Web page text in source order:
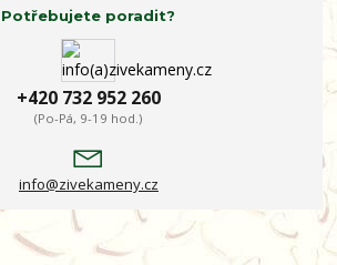
Potřebujete poradit?
+420 732 952 260
(Po-Pá, 9-19 hod.)
info@zivekameny.cz